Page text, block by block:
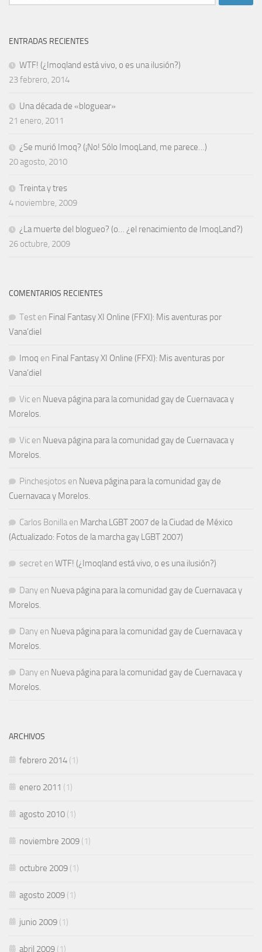
ENTRADAS RECIENTES
WTF! (¿Imoqland está vivo, o es una ilusión?)
23 febrero, 2014
Una década de «bloguear»
21 enero, 2011
¿Se murió Imoq? (¡No! Sólo ImoqLand, me parece…)
20 agosto, 2010
Treinta y tres
4 noviembre, 2009
¿La muerte del blogueo? (o… ¿el renacimiento de ImoqLand?)
26 octubre, 2009
COMENTARIOS RECIENTES
Test en Final Fantasy XI Online (FFXI): Mis aventuras por
Vana’diel
Imoq en Final Fantasy XI Online (FFXI): Mis aventuras por
Vana’diel
Vic en Nueva página para la comunidad gay de Cuernavaca y
Morelos.
Vic en Nueva página para la comunidad gay de Cuernavaca y
Morelos.
Pinchesjotos en Nueva página para la comunidad gay de
Cuernavaca y Morelos.
Carlos Bonilla en Marcha LGBT 2007 de la Ciudad de México
(Actualizado: Fotos de la marcha gay LGBT 2007)
secret en WTF! (¿Imoqland está vivo, o es una ilusión?)
Dany en Nueva página para la comunidad gay de Cuernavaca y
Morelos.
Dany en Nueva página para la comunidad gay de Cuernavaca y
Morelos.
Dany en Nueva página para la comunidad gay de Cuernavaca y
Morelos.
ARCHIVOS
febrero 2014 (1)
enero 2011 (1)
agosto 2010 (1)
noviembre 2009 (1)
octubre 2009 (1)
agosto 2009 (1)
junio 2009 (1)
abril 2009 (1)